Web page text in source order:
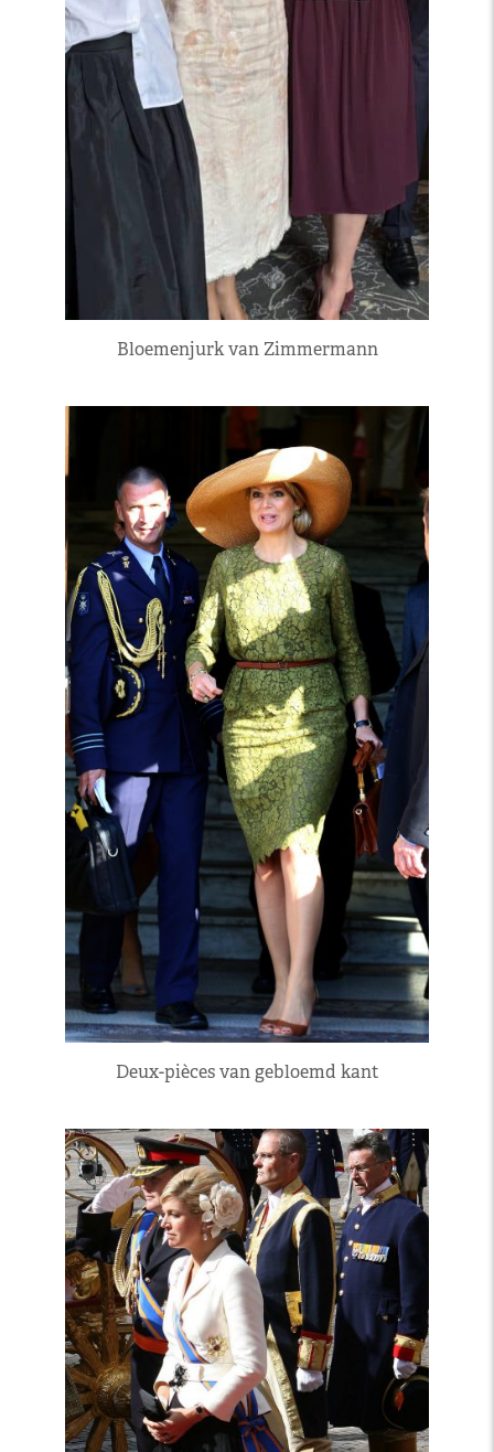
Bloemenjurk van Zimmermann
Deux-pièces van gebloemd kant